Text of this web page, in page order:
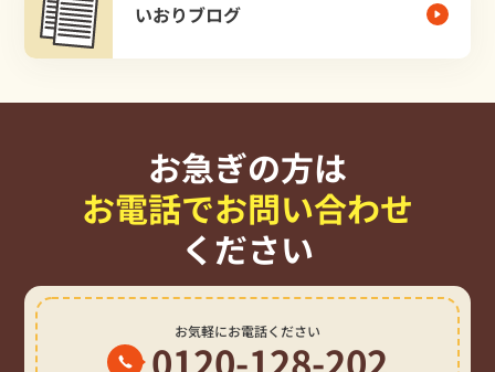
いおりブログ
お急ぎの方は
お電話でお問い合わせ
ください
お気軽にお電話ください